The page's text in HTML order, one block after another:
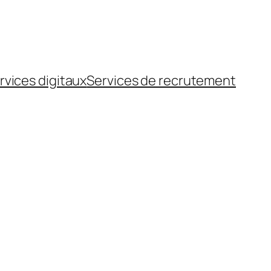
digitauxServices de recrutement